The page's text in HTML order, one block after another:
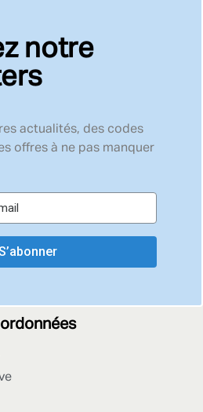
notre
actualités, des codes
offres à ne pas manquer